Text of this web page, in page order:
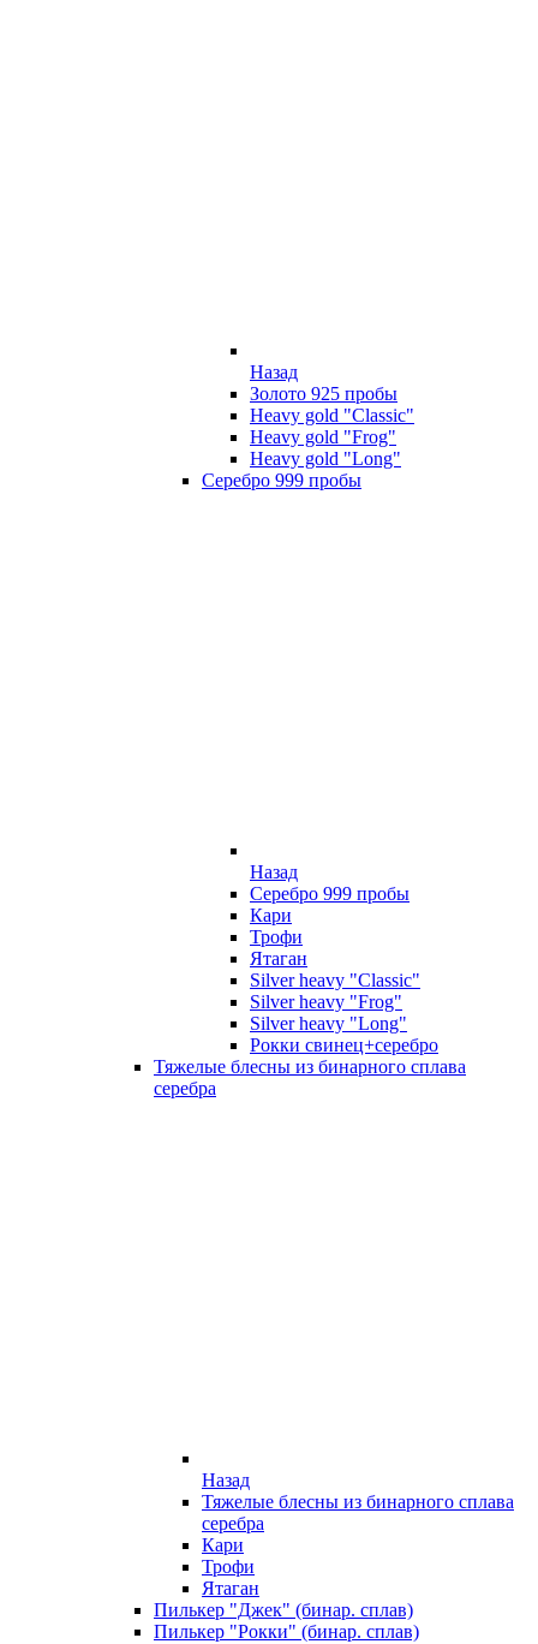
Назад
Золото 925 пробы
Heavy gold "Classic"
Heavy gold "Frog"
Heavy gold "Long"
Серебро 999 пробы
Назад
Серебро 999 пробы
Кари
Трофи
Ятаган
Silver heavy "Classic"
Silver heavy "Frog"
Silver heavy "Long"
Рокки свинец+серебро
Тяжелые блесны из бинарного сплава
серебра
Назад
Тяжелые блесны из бинарного сплава
серебра
Кари
Трофи
Ятаган
Пилькер "Джек" (бинар. сплав)
Пилькер "Рокки" (бинар. сплав)